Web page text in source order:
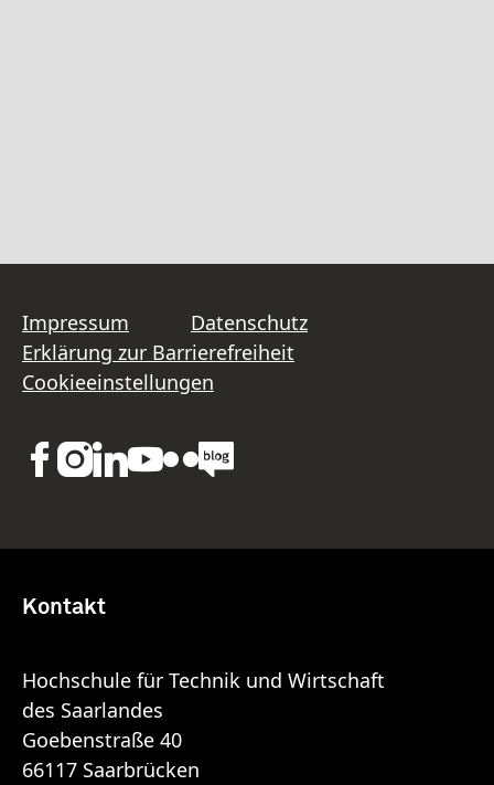
Impressum
Datenschutz
Erklärung zur Barrierefreiheit
Cookieeinstellungen
Kontakt
Hochschule für Technik und Wirtschaft
des Saarlandes
Goebenstraße 40
66117 Saarbrücken